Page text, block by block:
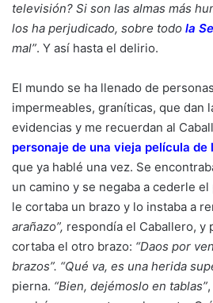
televisión? Si son las almas más
los ha perjudicado, sobre todo la
mal”. Y así hasta el delirio.
El mundo se ha llenado de
impermeables, graníticas, que dan
evidencias y me recuerdan al
personaje de una vieja película
que ya hablé una vez. Se
un camino y se negaba a cederle
le cortaba un brazo y lo instaba a
arañazo”, respondía el Caballero, y
cortaba el otro brazo: “Daos por
brazos”. “Qué va, es una herida
pierna. “Bien, dejémoslo en tablas”